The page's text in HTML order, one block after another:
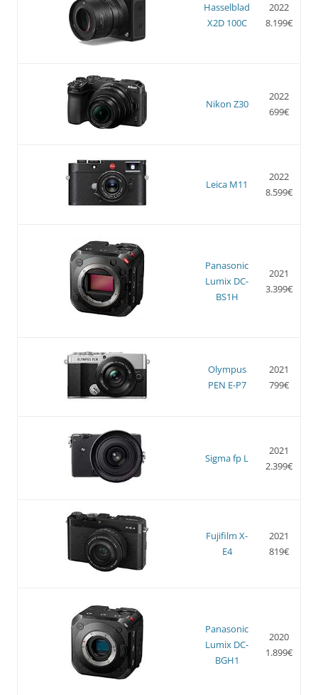
Hasselblad
X2D 100C
2022
8.199€
Nikon Z30
2022
699€
Leica M11
2022
8.599€
Panasonic
Lumix DC-
BS1H
2021
3.399€
Olympus
PEN E-P7
2021
799€
Sigma fp L
2021
2.399€
Fujifilm X-
E4
2021
819€
Panasonic
Lumix DC-
BGH1
2020
1.899€